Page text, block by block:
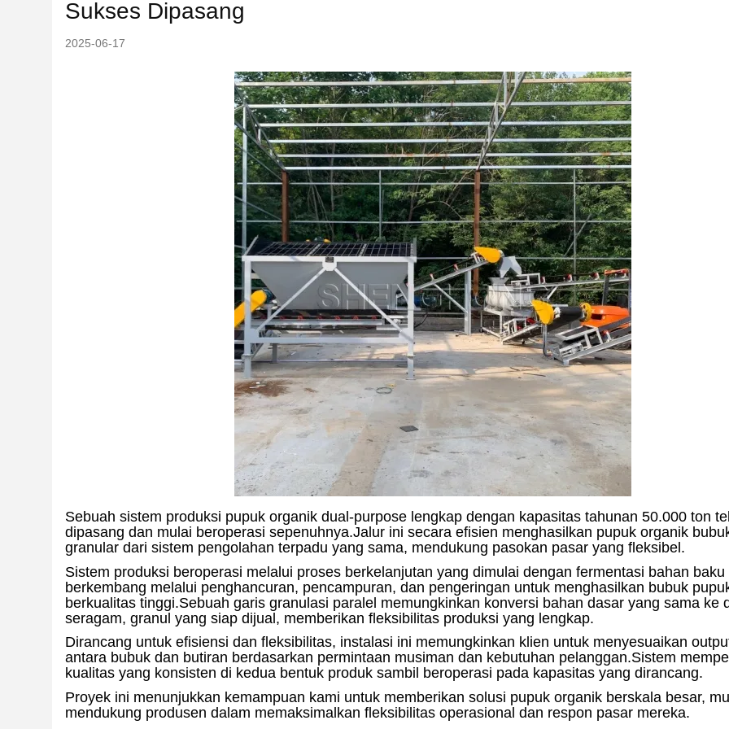
Sukses Dipasang
2025-06-17
Sebuah sistem produksi pupuk organik dual-purpose lengkap dengan kapasitas tahunan 50.000 ton
dipasang dan mulai beroperasi sepenuhnya.Jalur ini secara efisien menghasilkan pupuk organik
granular dari sistem pengolahan terpadu yang sama, mendukung pasokan pasar yang fleksibel.
Sistem produksi beroperasi melalui proses berkelanjutan yang dimulai dengan fermentasi bahan baku
berkembang melalui penghancuran, pencampuran, dan pengeringan untuk menghasilkan bubuk
berkualitas tinggi.Sebuah garis granulasi paralel memungkinkan konversi bahan dasar yang sama ke
seragam, granul yang siap dijual, memberikan fleksibilitas produksi yang lengkap.
Dirancang untuk efisiensi dan fleksibilitas, instalasi ini memungkinkan klien untuk menyesuaikan
antara bubuk dan butiran berdasarkan permintaan musiman dan kebutuhan pelanggan.Sistem
kualitas yang konsisten di kedua bentuk produk sambil beroperasi pada kapasitas yang dirancang.
Proyek ini menunjukkan kemampuan kami untuk memberikan solusi pupuk organik berskala besar,
mendukung produsen dalam memaksimalkan fleksibilitas operasional dan respon pasar mereka.